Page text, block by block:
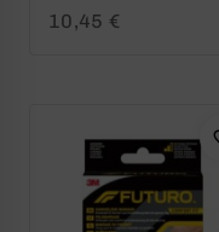
010,45 €